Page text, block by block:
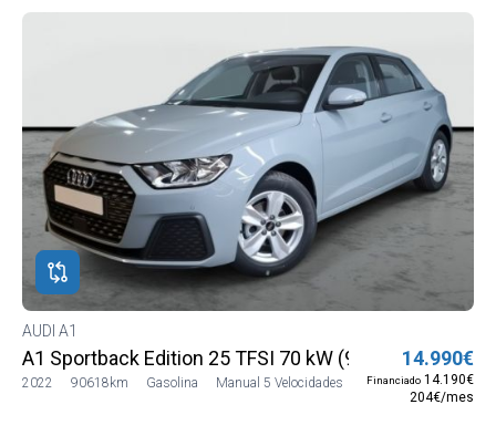
AUDI A1
A1 Sportback Edition 25 TFSI 70 kW (95 CV)
2022 90618km Gasolina Manual 5 Velocidades
14.990€
Financiado 14.190€
204€/mes